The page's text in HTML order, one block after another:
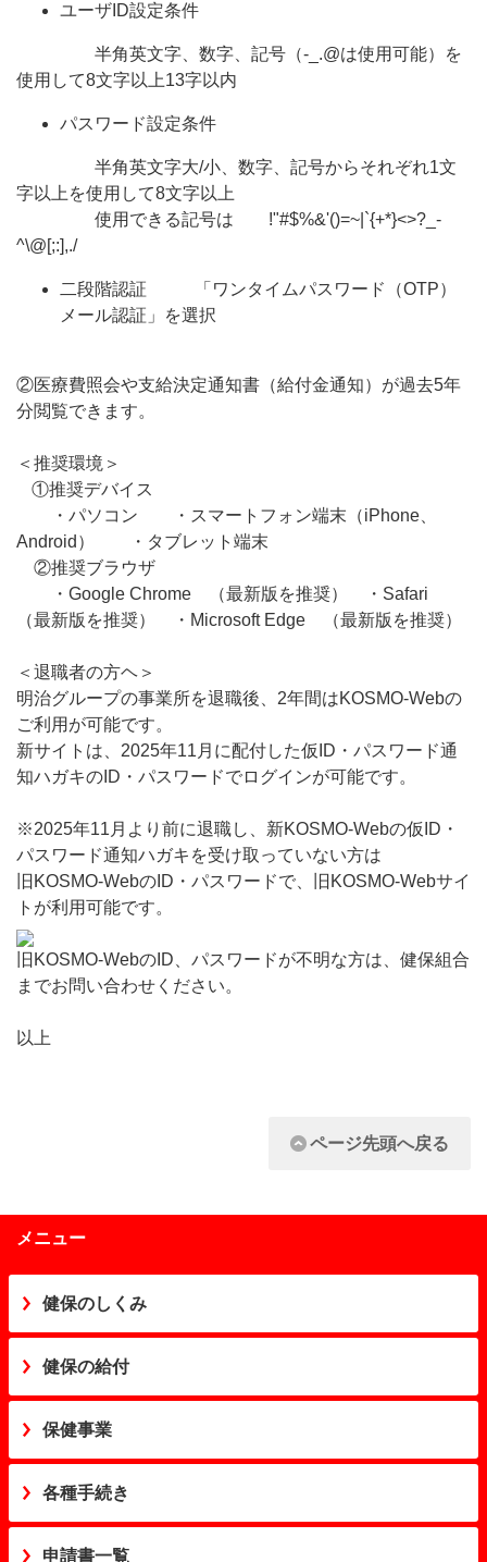
ユーザID設定条件
半角英文字、数字、記号（-_.@は使用可能）を
使用して8文字以上13字以内
パスワード設定条件
半角英文字大/小、数字、記号からそれぞれ1文
字以上を使用して8文字以上
使用できる記号は !"#$%&'()=~|`{+*}<>?_-
^\@[;:],./
二段階認証 「ワンタイムパスワード（OTP）
メール認証」を選択
②医療費照会や支給決定通知書（給付金通知）が過去5年
分閲覧できます。
＜推奨環境＞
①推奨デバイス
・パソコン ・スマートフォン端末（iPhone、
Android） ・タブレット端末
②推奨ブラウザ
・Google Chrome （最新版を推奨） ・Safari
（最新版を推奨） ・Microsoft Edge （最新版を推奨）
＜退職者の方ヘ＞
明治グループの事業所を退職後、2年間はKOSMO-Webの
ご利用が可能です。
新サイトは、2025年11月に配付した仮ID・パスワード通
知ハガキのID・パスワードでログインが可能です。
※2025年11月より前に退職し、新KOSMO-Webの仮ID・
パスワード通知ハガキを受け取っていない方は
旧KOSMO-WebのID・パスワードで、旧KOSMO-Webサイ
トが利用可能です。
旧KOSMO-WebのID、パスワードが不明な方は、健保組合
までお問い合わせください。
以上
ページ先頭へ戻る
メニュー
健保のしくみ
健保の給付
保健事業
各種手続き
申請書一覧